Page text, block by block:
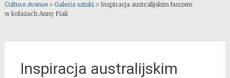
Culture Avenue> Galeria sztuki> Inspiracja australijskim buszem
w kolażach Anny Fiali
Inspiracja australijskim